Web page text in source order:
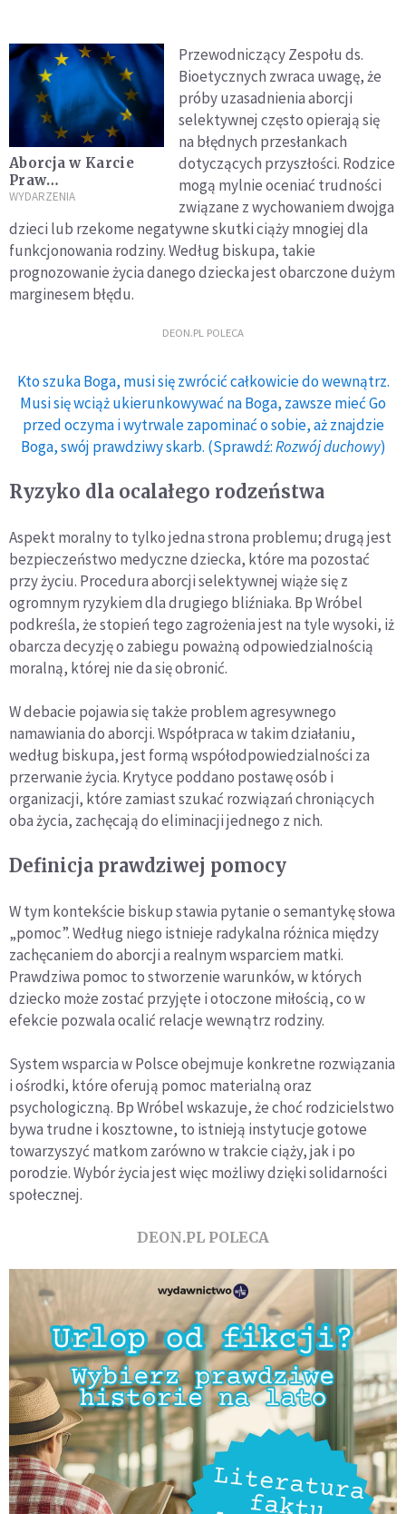
Aborcja w Karcie
Praw
Podstawowych?
Parlament
Europejski
WYDARZENIA
Przewodniczący Zespołu ds.
Bioetycznych zwraca uwagę, że
próby uzasadnienia aborcji
selektywnej często opierają się
na błędnych przesłankach
dotyczących przyszłości. Rodzice
mogą mylnie oceniać trudności
związane z wychowaniem dwojga
dzieci lub rzekome negatywne skutki ciąży mnogiej dla
funkcjonowania rodziny. Według biskupa, takie
prognozowanie życia danego dziecka jest obarczone dużym
marginesem błędu.
DEON.PL POLECA
Kto szuka Boga, musi się zwrócić całkowicie do wewnątrz.
Musi się wciąż ukierunkowywać na Boga, zawsze mieć Go
przed oczyma i wytrwale zapominać o sobie, aż znajdzie
Boga, swój prawdziwy skarb. (Sprawdź:Rozwój duchowy)
Ryzyko dla ocalałego rodzeństwa
Aspekt moralny to tylko jedna strona problemu; drugą jest
bezpieczeństwo medyczne dziecka, które ma pozostać
przy życiu. Procedura aborcji selektywnej wiąże się z
ogromnym ryzykiem dla drugiego bliźniaka. Bp Wróbel
podkreśla, że stopień tego zagrożenia jest na tyle wysoki, iż
obarcza decyzję o zabiegu poważną odpowiedzialnością
moralną, której nie da się obronić.
W debacie pojawia się także problem agresywnego
namawiania do aborcji. Współpraca w takim działaniu,
według biskupa, jest formą współodpowiedzialności za
przerwanie życia. Krytyce poddano postawę osób i
organizacji, które zamiast szukać rozwiązań chroniących
oba życia, zachęcają do eliminacji jednego z nich.
Definicja prawdziwej pomocy
W tym kontekście biskup stawia pytanie o semantykę słowa
„pomoc”. Według niego istnieje radykalna różnica między
zachęcaniem do aborcji a realnym wsparciem matki.
Prawdziwa pomoc to stworzenie warunków, w których
dziecko może zostać przyjęte i otoczone miłością, co w
efekcie pozwala ocalić relacje wewnątrz rodziny.
System wsparcia w Polsce obejmuje konkretne rozwiązania
i ośrodki, które oferują pomoc materialną oraz
psychologiczną. Bp Wróbel wskazuje, że choć rodzicielstwo
bywa trudne i kosztowne, to istnieją instytucje gotowe
towarzyszyć matkom zarówno w trakcie ciąży, jak i po
porodzie. Wybór życia jest więc możliwy dzięki solidarności
społecznej.
DEON.PL POLECA